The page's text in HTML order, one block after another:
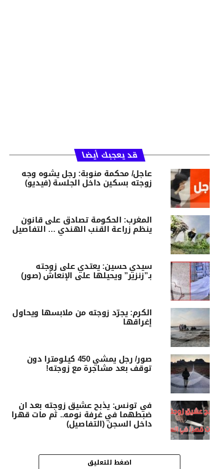
قد يعجبك أيضا
عاجل/ محكمة منوبة: رجل يشوه وجه
زوجته بسكين داخل الجلسة (فيديو)
المغرب: الحكومة تصادق على قانون
ينظم زراعة القنب الهندي … التفاصيل
سيدي حسين: يعتدي على زوجته
بـ”زنزير” ويحيلها على الإنعاش (صور)
الكرم: يجرّد زوجته من ملابسها ويحاول
إغراقها
صور/ رجل يمشي 450 كيلومترا دون
توقف بعد مشاجرة مع زوجته!
في تونس: يذبح عشيق زوجته بعد ان
ضبطهما في غرفة نومه.. ثم مات قهرا
داخل السجن (التفاصيل)
اضغط للتعليق